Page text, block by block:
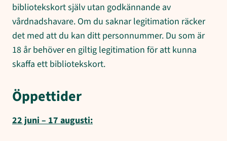
bibliotekskort själv utan godkännande av
vårdnadshavare. Om du saknar legitimation räcker
det med att du kan ditt personnummer. Du som är
18 år behöver en giltig legitimation för att kunna
skaffa ett bibliotekskort.
Öppettider
22 juni – 17 augusti: